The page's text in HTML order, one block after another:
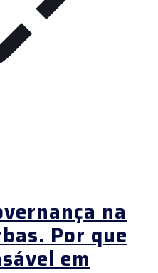
na
Por que
em